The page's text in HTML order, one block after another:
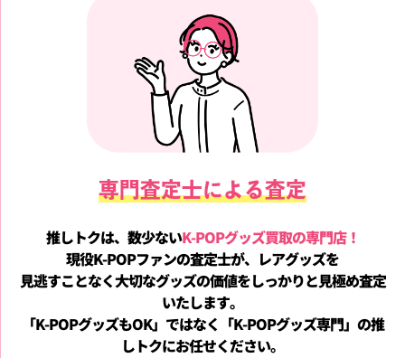
専門査定士による査定
推しトクは、数少ないK-POPグッズ買取の専門店！
現役K-POPファンの査定士が、レアグッズを
見逃すことなく大切なグッズの価値をしっかりと見極め査定
いたします。
「K-POPグッズもOK」ではなく「K-POPグッズ専門」の推
しトクにお任せください。